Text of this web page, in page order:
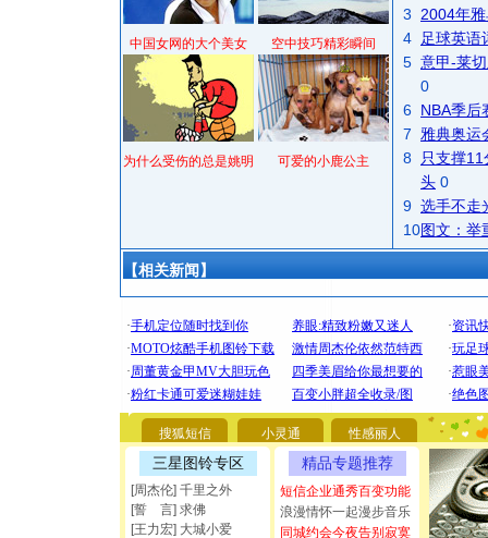
中国女网的大个美女 空中技巧精彩瞬间
为什么受伤的总是姚明 可爱的小鹿公主
3
2004年
4
足球英语
5 意甲-莱
0
6 NBA季后
7
雅典奥运
8
只支撑
头 0
9 选手不走
10图文：举
【相关新闻】
搜狐短信 小灵通 性感丽人
三星图铃专区
[周杰伦] 千里之外
[誓 言] 求佛
[王力宏] 大城小爱
精品专题推荐
短信企业通秀百变功能
浪漫情怀一起漫步音乐
同城约会今夜告别寂寞
[圣诞节]
你太多
要平安！
[圣诞节]
能正大光
都要快乐
[圣诞节]
如意,快